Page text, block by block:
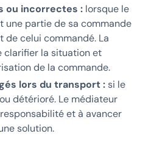
ou incorrectes : lorsque le
une partie de sa commande
celui commandé. La
clarifier la situation et
de la commande.
lors du transport : si le
détérioré. Le médiateur
et à avancer
solution.